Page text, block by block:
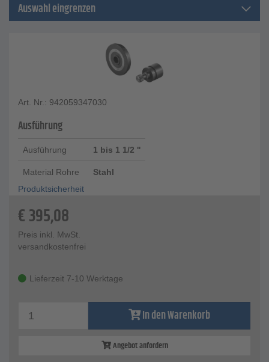
Auswahl eingrenzen
Art. Nr.: 942059347030
Ausführung
Ausführung 1 bis 1 1/2 ''
Material Rohre
Stahl
Produktsicherheit
€395,08
Preis inkl. MwSt.
versandkostenfrei
Lieferzeit 7-10 Werktage
In den Warenkorb
Angebot anfordern